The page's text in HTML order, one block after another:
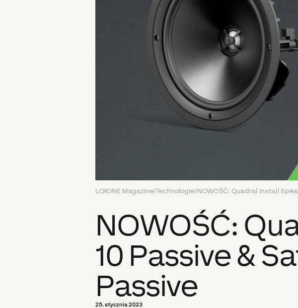
LOXONE Magazine/Technologie/NOWOŚĆ: Quadral Install
NOWOŚĆ:
10 Passive &
Passive
25. stycznia 2023